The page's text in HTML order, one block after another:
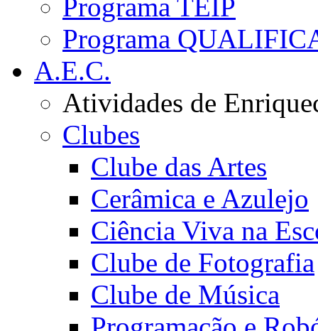
Programa TEIP
Programa
A.E.C.
Atividades de
Clubes
Clube das Artes
Cerâmica e Azulejo
Ciência Viva na
Clube de Fotografia
Clube de Música